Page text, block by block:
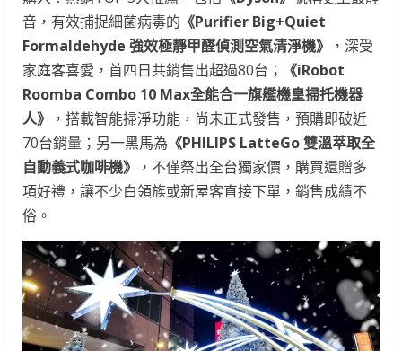
音，有效捕捉細菌病毒的 《Purifier Big+Quiet
Formaldehyde 強效極靜甲醛偵測空氣清淨機》
，深受
家庭客喜愛，首四日共銷售出超過80台；
《iRobot
Roomba Combo 10 Max全能合一旗艦機皇掃托機器
人》
，搭載智能掃淨功能，尚未正式發售，預購即破近
70台銷量；另一黑馬為 《PHILIPS LatteGo雙溫萃取全
自動義式咖啡機》
，不僅祭出全台獨家價，購買還贈多
項好禮，讓不少白領族或新屋客直接下單，銷售成績不
俗。